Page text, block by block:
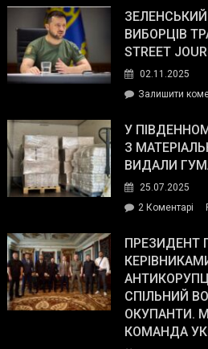
ВИБОРЦІВ
STREET
02.11.2025
Залишити
У
З
ВИДАЛИ
25.07.2025
2 Коментарі
з
ПРЕЗИДЕНТ
СПІЛЬНИЙ
ОКУПАНТИ.
КОМАНДА